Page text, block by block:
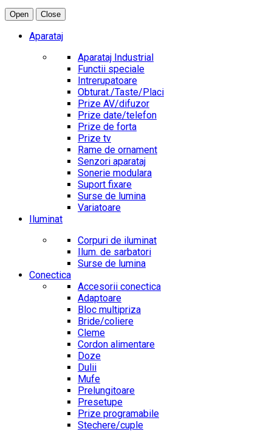
Open Close
Aparataj
Aparataj Industrial
Functii speciale
Intrerupatoare
Obturat./Taste/Placi
Prize AV/difuzor
Prize date/telefon
Prize de forta
Prize tv
Rame de ornament
Senzori aparataj
Sonerie modulara
Suport fixare
Surse de lumina
Variatoare
Iluminat
Corpuri de iluminat
Ilum. de sarbatori
Surse de lumina
Conectica
Accesorii conectica
Adaptoare
Bloc multipriza
Bride/coliere
Cleme
Cordon alimentare
Doze
Dulii
Mufe
Prelungitoare
Presetupe
Prize programabile
Stechere/cuple